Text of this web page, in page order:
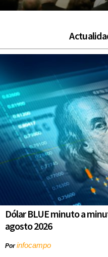
Dólar BLUE minuto a
agosto 2026
Porinfocampo